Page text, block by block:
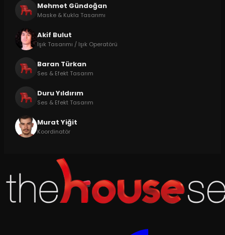
Mehmet Gündoğan
Maske & Kukla Tasarımı
Akif Bulut
Işık Tasarımı / Işık Operatörü
Baran Türkan
Ses & Efekt Tasarım
Duru Yıldırım
Ses & Efekt Tasarım
Murat Yiğit
Koordinatör